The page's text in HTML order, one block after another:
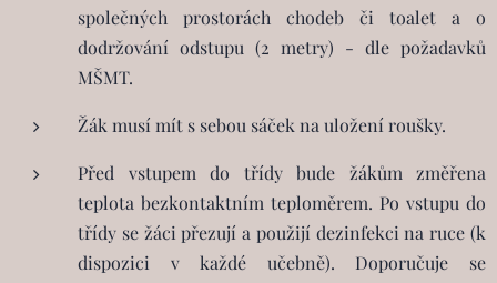
společných prostorách chodeb či toalet a o
dodržování odstupu (2 metry) - dle požadavků
MŠMT.
Žák musí mít s sebou sáček na uložení roušky.
Před vstupem do třídy bude žákům změřena
teplota bezkontaktním teploměrem. Po vstupu do
třídy se žáci přezují a použijí dezinfekci na ruce (k
dispozici v každé učebně). Doporučuje se